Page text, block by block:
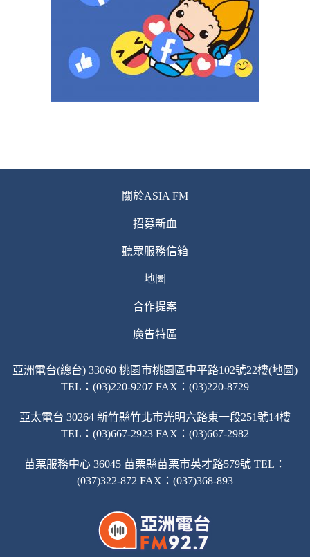
關於ASIA FM
招募新血
聽眾服務信箱
地圖
合作提案
廣告特區
亞洲電台(總台) 33060 桃園市桃園區中平路102號22樓(地圖)
TEL：(03)220-9207 FAX：(03)220-8729
亞太電台 30264 新竹縣竹北市光明六路東一段251號14樓
TEL：(03)667-2923 FAX：(03)667-2982
苗栗服務中心 36045 苗栗縣苗栗市英才路579號 TEL：
(037)322-872 FAX：(037)368-893